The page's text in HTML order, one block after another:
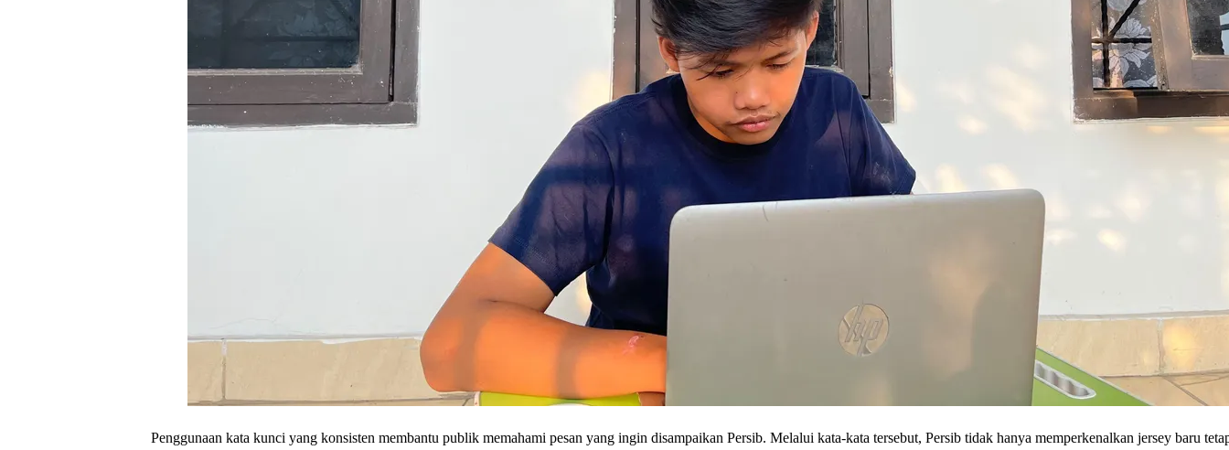
Penggunaan kata kunci yang konsisten membantu publik memahami pesan yang ingin disampaikan Persib. Melalui kata-kata tersebut, Persib tidak hanya memperkenalkan jersey baru